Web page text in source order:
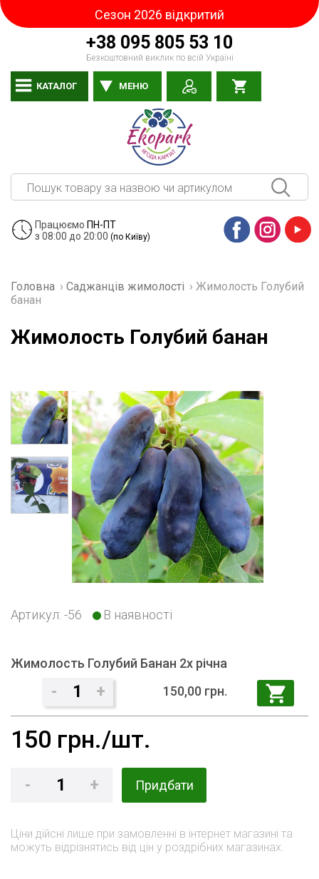
+38 095 805 53 10
Безкоштовний виклик по всій Україні
Сезон 2026 відкритий
Працюємо ПН-ПТ
з 08:00 до 20:00 (по Київу)
КАТАЛОГ МЕНЮ
Головна › Саджанців жимолості › Жимолость Голубий
банан
Жимолость Голубий банан
Артикул: -56 В наявності
Жимолость Голубий Банан 2х річна
- 1 + 150,00 грн.
- 1 + Придбати
150 грн./шт.
Ціни дійсні лише при замовленні в інтернет магазині та
можуть відрізнятись від цін у роздрібних магазинах.